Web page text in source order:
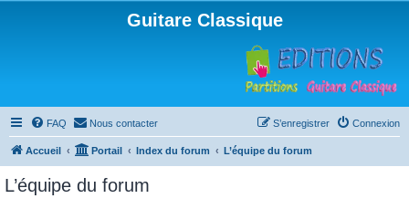
Guitare Classique
FAQ Nous contacter Connexion
S’enregistrer
Accueil Portail Index du forum L’équipe du forum
L’équipe du forum